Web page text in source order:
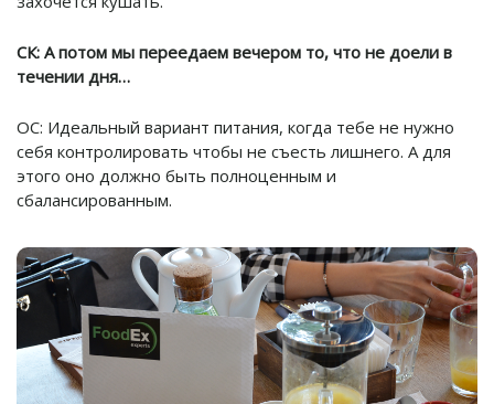
СК: А потом мы переедаем вечером то, что не доели в
течении дня…
ОС: Идеальный вариант питания, когда тебе не нужно
себя контролировать чтобы не съесть лишнего. А для
этого оно должно быть полноценным и
сбалансированным.